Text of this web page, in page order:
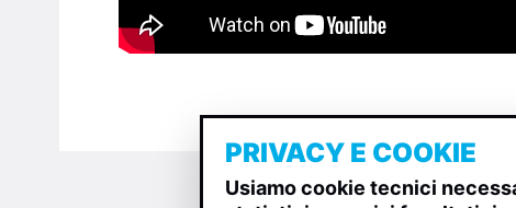
PRIVACY E COOKIE
Usiamo cookie tecnici